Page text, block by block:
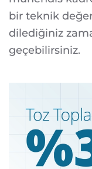
bir teknik
dilediğiniz
geçebilirsiniz.